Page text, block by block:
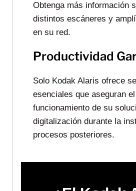
Obtenga más información
distintos escáneres y
en su red.
Productividad
Solo Kodak Alaris ofrece
esenciales que aseguran
funcionamiento de su
digitalización durante la
procesos posteriores.